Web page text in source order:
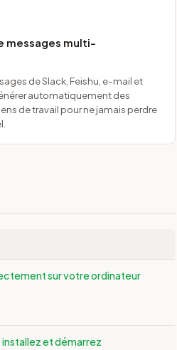
messages multi-
de Slack, Feishu, e-mail et
automatiquement des
de travail pour ne jamais perdre
sur votre ordinateur
et démarrez